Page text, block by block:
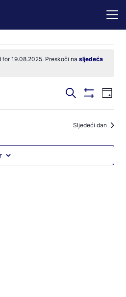
19.08.2025. Preskoči na sljedeća
Događaji
pretraga
Pretraži
Filtere
Dan
Sljedeći dan